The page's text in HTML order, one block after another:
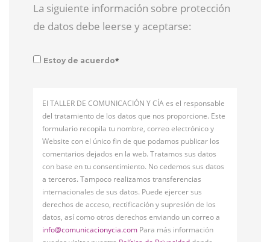
La siguiente información sobre protección
de datos debe leerse y aceptarse:
Estoy de acuerdo*
El TALLER DE COMUNICACIÓN Y CÍA es el responsable
del tratamiento de los datos que nos proporcione. Este
formulario recopila tu nombre, correo electrónico y
Website con el único fin de que podamos publicar los
comentarios dejados en la web. Tratamos sus datos
con base en tu consentimiento. No cedemos sus datos
a terceros. Tampoco realizamos transferencias
internacionales de sus datos. Puede ejercer sus
derechos de acceso, rectificación y supresión de los
datos, así como otros derechos enviando un correo a
info@comunicacionycia.com Para más información